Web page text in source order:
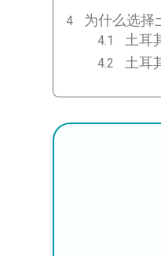
为什么选择
土耳
土耳